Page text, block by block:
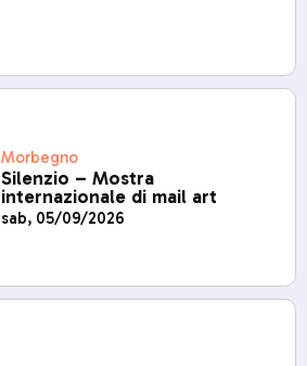
Morbegno
Silenzio – Mostra
internazionale di mail art
sab, 05/09/2026